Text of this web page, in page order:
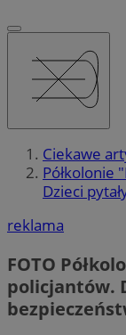
Ciekawe
Półkolonie
Dzieci
reklama
FOTO
policjantów.